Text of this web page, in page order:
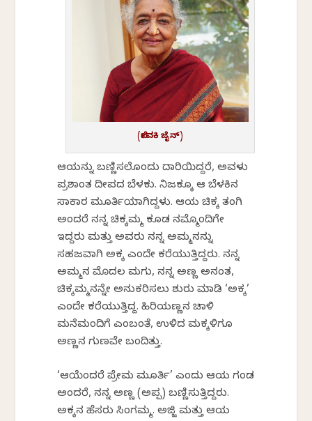
(ದೇವಕಿ ಜೈನ್‍)
ಆಕೆಯನ್ನು ಬಣ್ಣಿಸಲೊಂದು ದಾರಿಯಿದ್ದರೆ, ಅವಳು
ಪ್ರಶಾಂತ ದೀಪದ ಬೆಳಕು. ನಿಜಕ್ಕೂ ಆಕೆ ಬೆಳಕಿನ
ಸಾಕಾರ ಮೂರ್ತಿಯಾಗಿದ್ದಳು. ಆಕೆಯ ಚಿಕ್ಕ ತಂಗಿ
ಅಂದರೆ ನನ್ನ ಚಿಕ್ಕಮ್ಮ ಕೂಡ ನಮ್ಮೊಂದಿಗೇ
ಇದ್ದರು ಮತ್ತು ಅವರು ನನ್ನ ಅಮ್ಮನನ್ನು
ಸಹಜವಾಗಿ ಅಕ್ಕ ಎಂದೇ ಕರೆಯುತ್ತಿದ್ದರು. ನನ್ನ
ಅಮ್ಮನ ಮೊದಲ ಮಗು, ನನ್ನ ಅಣ್ಣ ಅನಂತ,
ಚಿಕ್ಕಮ್ಮನನ್ನೇ ಅನುಕರಿಸಲು ಶುರು ಮಾಡಿ ‘ಅಕ್ಕ’
ಎಂದೇ ಕರೆಯುತ್ತಿದ್ದ. ಹಿರಿಯಣ್ಣನ ಚಾಳಿ
ಮನೆಮಂದಿಗೆ ಎಂಬಂತೆ, ಉಳಿದ ಮಕ್ಕಳಿಗೂ
ಅಣ್ಣನ ಗುಣವೇ ಬಂದಿತ್ತು.
‘ಆಕೆಯೆಂದರೆ ಪ್ರೇಮ ಮೂರ್ತಿ’ ಎಂದು ಆಕೆಯ ಗಂಡ
ಅಂದರೆ, ನನ್ನ ಅಣ್ಣ (ಅಪ್ಪ) ಬಣ್ಣಿಸುತ್ತಿದ್ದರು.
ಅಕ್ಕನ ಹೆಸರು ಸಿಂಗಮ್ಮ. ಅಜ್ಜಿ ಮತ್ತು ಆಕೆಯ